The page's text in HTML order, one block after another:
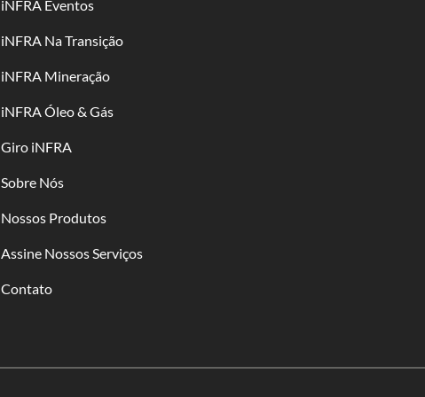
iNFRA Eventos
iNFRA Na Transição
iNFRA Mineração
iNFRA Óleo & Gás
Giro iNFRA
Sobre Nós
Nossos Produtos
Assine Nossos Serviços
Contato